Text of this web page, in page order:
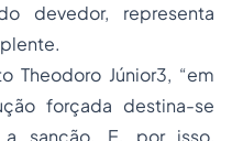
devedor, representa
Theodoro Júnior3, “em
forçada destina-se
a sanção. E, por isso,